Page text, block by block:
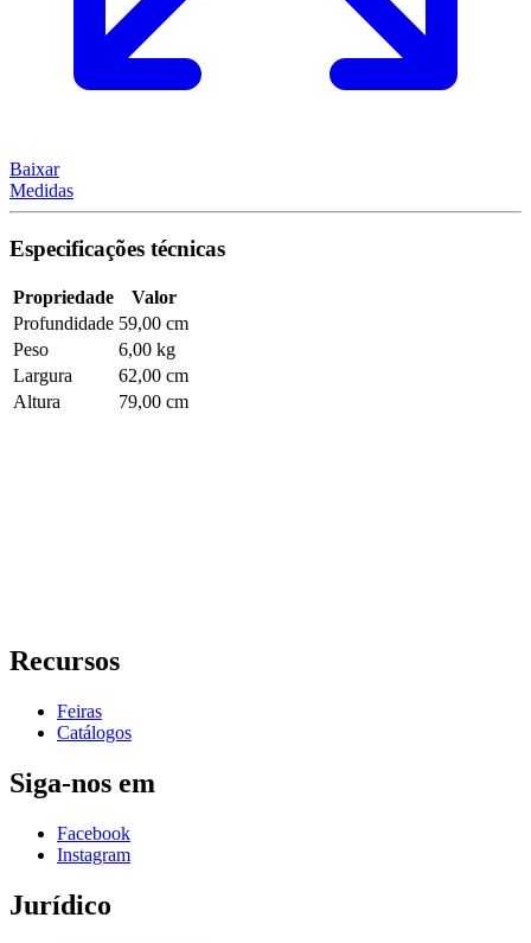
Baixar
Medidas
Especificações técnicas
Propriedade
Valor
Profundidade 59,00 cm
Peso
6,00 kg
Largura
62,00 cm
Altura
79,00 cm
Recursos
Feiras
Catálogos
Siga-nos em
Facebook
Instagram
Jurídico